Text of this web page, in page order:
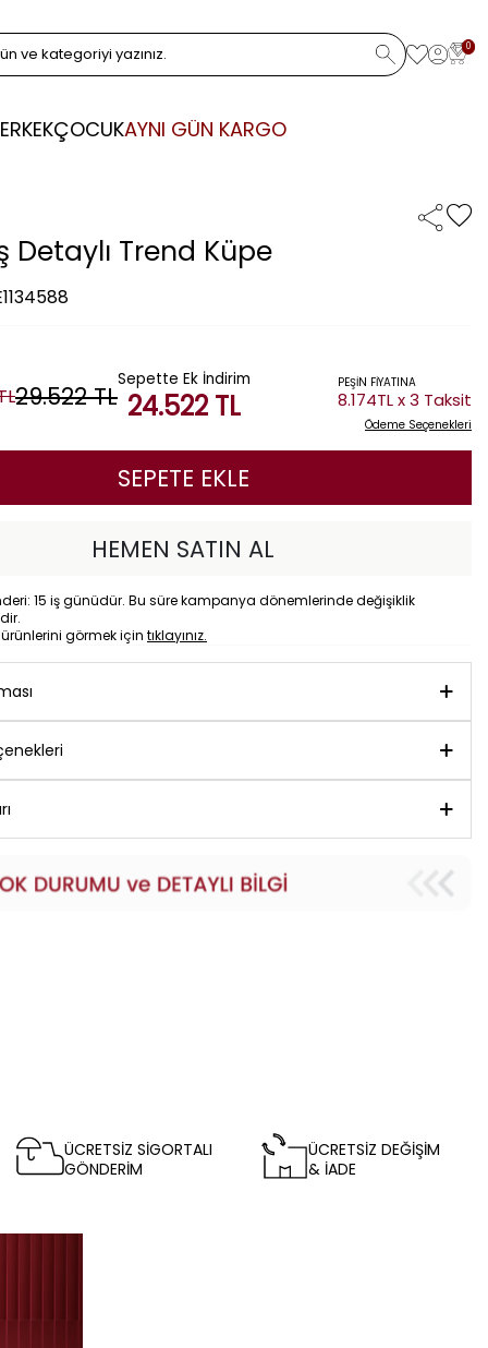
0
ERKEKÇOCUKAYNI GÜN KARGO
Detaylı Trend Küpe
29.522TL
Sepette Ek İndirim
24.522 TL
PEŞİN FİYATINA
8.174TL x 3 Taksit
Ödeme Seçenekleri
SEPETE EKLE
HEMEN SATIN AL
15 iş günüdür. Bu süre kampanya dönemlerinde değişiklik
ürünlerini görmek için tıklayınız.
ÜCRETSİZ SİGORTALI
GÖNDERİM
ÜCRETSİZ DEĞİŞİM
& İADE